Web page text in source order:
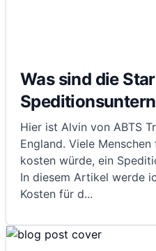
Was sind die
Hier ist Alvin von ABTS
England. Viele
kosten würde, ein
In diesem Artikel werde
Kosten für d...